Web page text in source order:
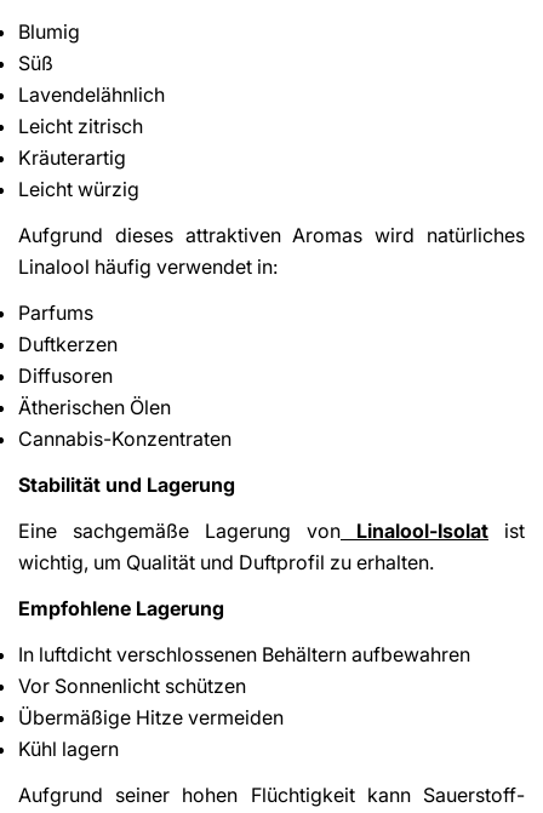
Blumig
Süß
Lavendelähnlich
Leicht zitrisch
Kräuterartig
Leicht würzig
Aufgrund dieses attraktiven Aromas wird natürliches
Linalool häufig verwendet in:
Parfums
Duftkerzen
Diffusoren
Ätherischen Ölen
Cannabis-Konzentraten
Stabilität und Lagerung
Eine sachgemäße Lagerung von
Linalool-Isolat ist
wichtig, um Qualität und Duftprofil zu erhalten.
Empfohlene Lagerung
In luftdicht verschlossenen Behältern aufbewahren
Vor Sonnenlicht schützen
Übermäßige Hitze vermeiden
Kühl lagern
Aufgrund seiner hohen Flüchtigkeit kann Sauerstoff-